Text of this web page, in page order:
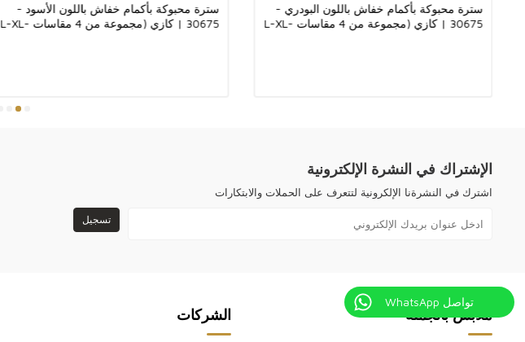
تواصل WhatsApp
سترة محبوكة بأكمام خفاش باللون البودري -
30675 | كازي (مجموعة من 4 مقاسات L-XL-
سترة محبوكة بأكمام خفاش باللون الأسود -
30675 | كازي (مجموعة من 4 مقاسات L-XL-
الإشتراك في النشرة الإلكترونية
اشترك في النشرةنا الإلكرونية لتتعرف على الحملات والابتكارات
تسجيل
ملابس بالجملة الشركات